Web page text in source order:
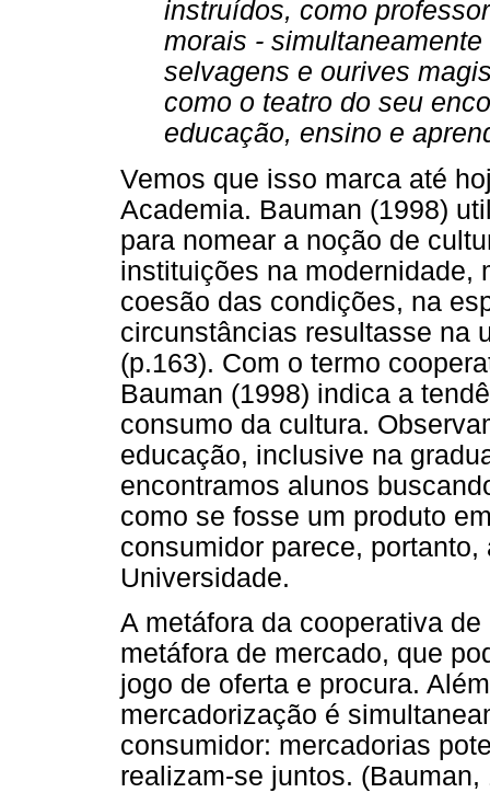
instruídos, como
morais -
selvagens e ourives
como o teatro do seu
educação, ensino e
Vemos que isso marca até
Academia. Bauman (1998)
para nomear a noção de
instituições na modernidade,
coesão das condições, na
circunstâncias resultasse na
(p.163). Com o termo
Bauman (1998) indica a
consumo da cultura.
educação, inclusive na
encontramos alunos
como se fosse um produto
consumidor parece,
Universidade.
A metáfora da cooperativa
metáfora de mercado, que
jogo de oferta e procura.
mercadorização é
consumidor: mercadorias
realizam-se juntos. (Bauman,